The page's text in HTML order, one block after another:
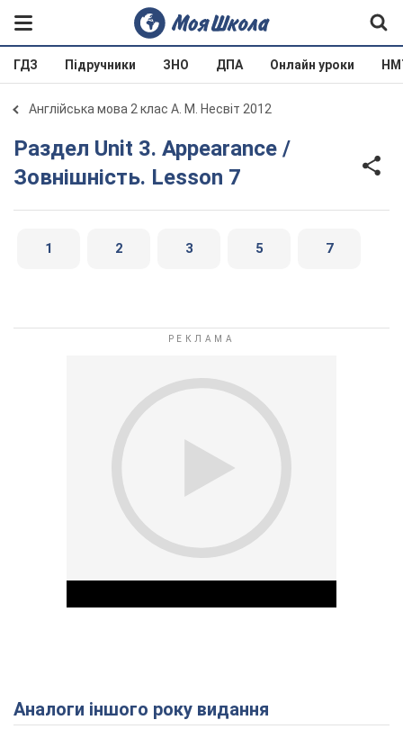
ГДЗ Підручники ЗНО ДПА Онлайн уроки
Англійська мова 2 клас А. М. Несвіт 2012
Раздел Unit 3. Appearance /
Зовнішність. Lesson 7
1 2 3 5 7
Play Video
Аналоги іншого року видання